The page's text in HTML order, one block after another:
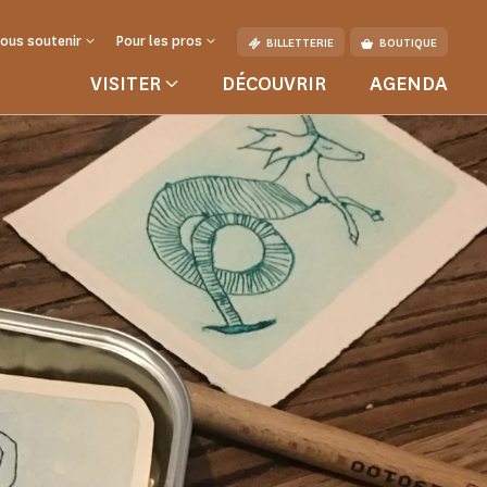
soutenir Pour les pros BILLETTERIE BOUTIQUE
VISITER DÉCOUVRIR AGENDA